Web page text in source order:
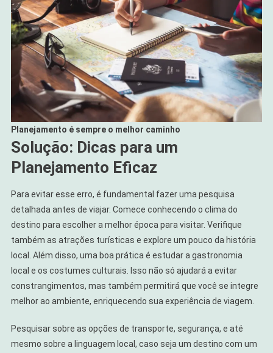
Planejamento é sempre o melhor caminho
Solução: Dicas para um
Planejamento Eficaz
Para evitar esse erro, é fundamental fazer uma pesquisa
detalhada antes de viajar. Comece conhecendo o clima do
destino para escolher a melhor época para visitar. Verifique
também as atrações turísticas e explore um pouco da história
local. Além disso, uma boa prática é estudar a gastronomia
local e os costumes culturais. Isso não só ajudará a evitar
constrangimentos, mas também permitirá que você se integre
melhor ao ambiente, enriquecendo sua experiência de viagem.
Pesquisar sobre as opções de transporte, segurança, e até
mesmo sobre a linguagem local, caso seja um destino com um